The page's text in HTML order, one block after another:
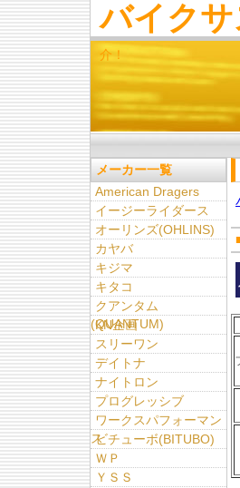
バイク
介！
メーカー一覧
American Dragers
イージーライダース
オーリンズ(OHLINS)
カヤバ
キジマ
キタコ
クアンタム
(QUANTUM)
KN企画
スリーワン
デイトナ
ナイトロン
プログレッシブ
ワークスパフォーマン
ス
ビチューボ(BITUBO)
ＷＰ
ＹＳＳ